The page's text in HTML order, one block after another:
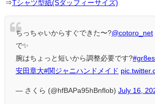
⇒Tシャツ型紙(Sダッフィーサイズ)
ちっちゃいからすぐできた〜?@cotoro_net
で✨
腕はちょっと短いから調整必要です?
安田章大#関ジャニハンドメイド
— さくら (@hfBAPa95hBnflob) July 16,